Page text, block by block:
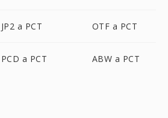
JP2 a PCT OTF a PCT
PCD a PCT ABW a PCT